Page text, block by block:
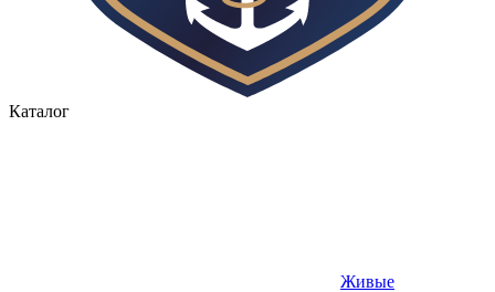
Каталог
Живые